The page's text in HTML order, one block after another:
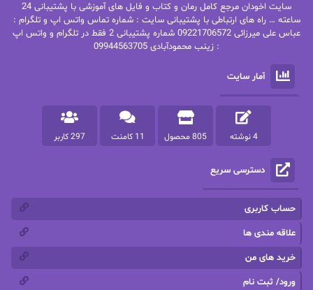
پاتریشیا ویلسون پرتو فرهمند
پرستو اسحقی
پرستو مهاجر
پرهام رسولی
پروانه قدیمی پروانه محمدی
پریسا شکور(طوفان خاموش)
پنلوپه وارد
تاران
سایت اخودان مرجع کامل رمان و کتاب و فایل های آموزشی با پشتیبانی 24
ساعته … راه های ارتباطی با پشتیبانی سایت : شماره تماس واتس اپ و تلگرام :
عباس علی میرزائی 09221706572 شماره پشتیبانی 2 فقط در تلگرام و واتس اپ
: زینب محمودآبادی 09944563705
آمار سایت
4 نوشته 805 محصول 11 کامنت 297 کاربر
دسترسی سریع
حساب کاربری
علاقه مندی ها
خرید های من
ورود/ ثبت نام